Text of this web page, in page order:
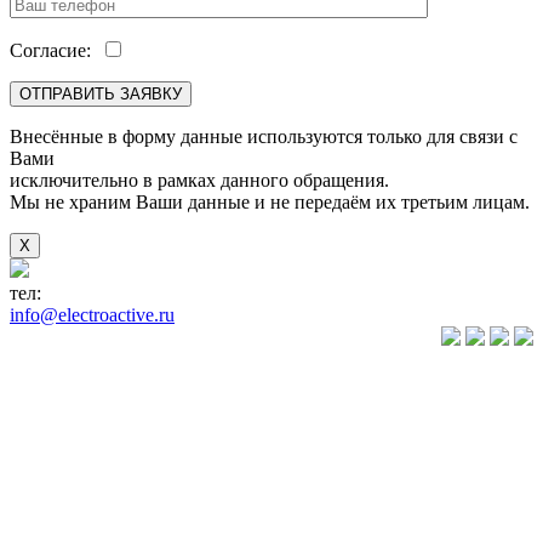
Согласие:
Внесённые в форму данные используются только для связи с
Вами
исключительно в рамках данного обращения.
Мы не храним Ваши данные и не передаём их третьим лицам.
X
тел:
info@electroactive.ru